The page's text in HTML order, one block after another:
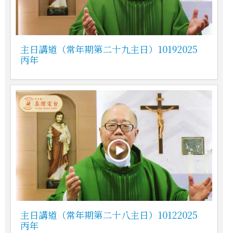
主日講道（常年期第二十九主日）10192025
丙年
主日講道（常年期第二十八主日）10122025
丙年